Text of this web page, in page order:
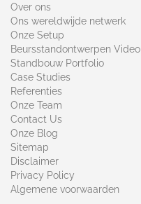
Over ons
Ons wereldwijde netwerk
Onze Setup
Beursstandontwerpen Video
Standbouw Portfolio
Case Studies
Referenties
Onze Team
Contact Us
Onze Blog
Sitemap
Disclaimer
Privacy Policy
Algemene voorwaarden